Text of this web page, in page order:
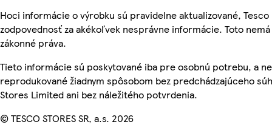
Hoci informácie o výrobku sú pravidelne aktualizované, Tesco
zodpovednosť za akékoľvek nesprávne informácie. Toto nemá
zákonné práva.
Tieto informácie sú poskytované iba pre osobnú potrebu, a
reprodukované žiadnym spôsobom bez predchádzajúceho
Stores Limited ani bez náležitého potvrdenia.
© TESCO STORES SR, a.s. 2026